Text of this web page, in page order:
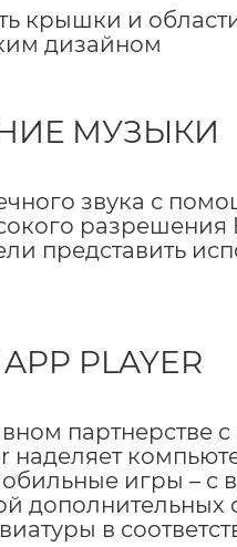
крышки и
дизайном
МУЗЫКИ
звука с
разрешения
представить
PLAYER
партнерстве
игры – с
дополнительных
в